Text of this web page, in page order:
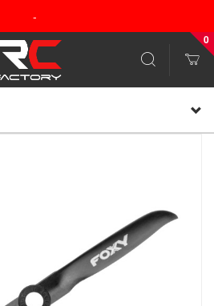
-
0